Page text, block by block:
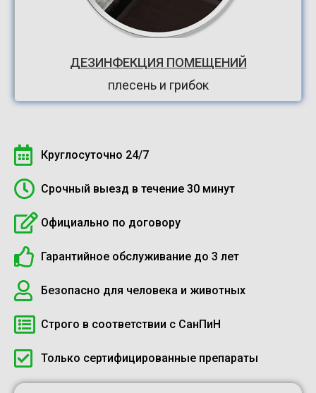
ДЕЗИНФЕКЦИЯ ПОМЕЩЕНИЙ
плесень и грибок
Круглосуточно 24/7
Срочный выезд в течение 30 минут
Официально по договору
Гарантийное обслуживание до 3 лет
Безопасно для человека и животных
Строго в соответствии с СанПиН
Только сертифицированные препараты